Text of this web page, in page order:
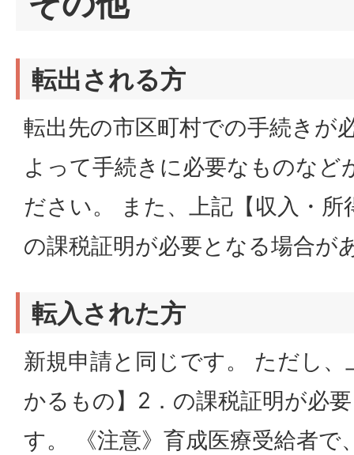
転出される方
転出先の市区町村での手続きが
よって手続きに必要なものなど
ださい。 また、上記【収入・
の課税証明が必要となる場合が
転入された方
新規申請と同じです。 ただし
かるもの】2．の課税証明が必
す。 《注意》育成医療受給者で